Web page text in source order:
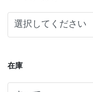
在庫